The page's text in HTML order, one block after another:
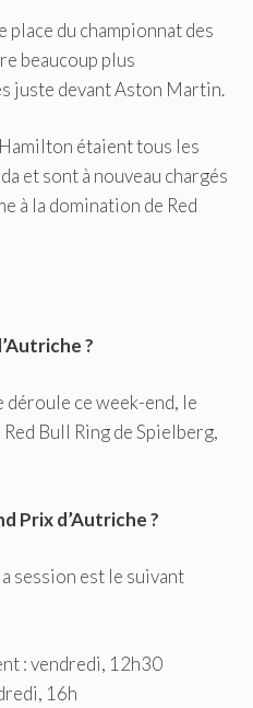
place du championnat des
beaucoup plus
juste devant Aston Martin.
étaient tous les
et sont à nouveau chargés
à la domination de Red
?
déroule ce week-end, le
Bull Ring de Spielberg,
Prix d’Autriche ?
session est le suivant
: vendredi, 12h30
16h